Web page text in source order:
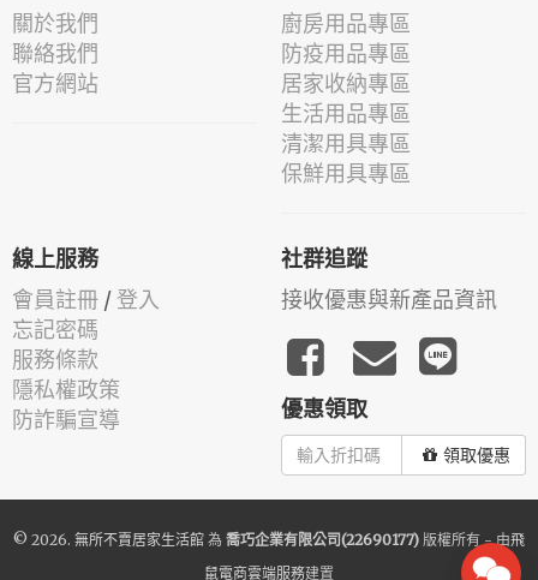
關於我們
聯絡我們
官方網站
廚房用品專區
防疫用品專區
居家收納專區
生活用品專區
清潔用具專區
保鮮用具專區
線上服務
會員註冊 / 登入
忘記密碼
服務條款
隱私權政策
防詐騙宣導
社群追蹤
接收優惠與新產品資訊
優惠領取
領取優惠
© 2026. 無所不賣居家生活館 為 喬巧企業有限公司(22690177) 版權所有 - 由飛
鼠電商雲端服務建置